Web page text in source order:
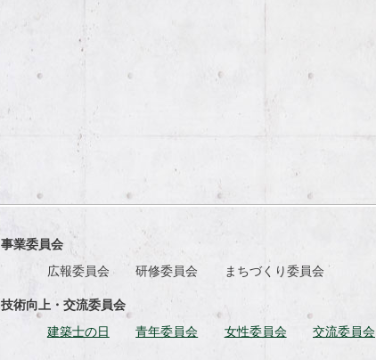
事業委員会
広報委員会
研修委員会 まちづくり委員会
技術向上・交流委員会
建築士の日
青年委員会 女性委員会 交流委員会